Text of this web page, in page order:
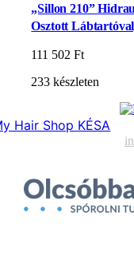
„Sillon 210”
Osztott
111 502Ft
233 készleten
Hair Shop KÉSA